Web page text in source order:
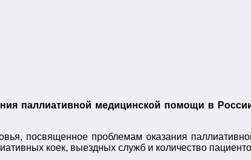
паллиативной медицинской помощи в
посвященное проблемам оказания
коек, выездных служб и количество